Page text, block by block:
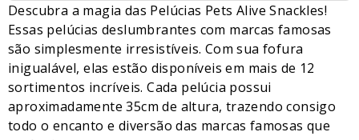
Descubra a magia das Pelúcias Pets Alive Snackles!
Essas pelúcias deslumbrantes com marcas famosas
são simplesmente irresistíveis. Com sua fofura
inigualável, elas estão disponíveis em mais de 12
sortimentos incríveis. Cada pelúcia possui
aproximadamente 35cm de altura, trazendo consigo
todo o encanto e diversão das marcas famosas que